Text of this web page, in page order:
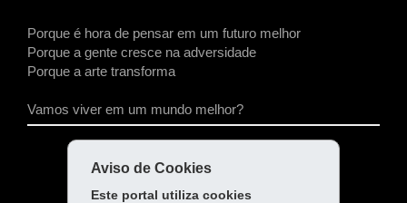
Porque é hora de pensar em um futuro melhor
Porque a gente cresce na adversidade
Porque a arte transforma
Vamos viver em um mundo melhor?
COMPARTILHE:
Fa
Aviso de Cookies
Este portal utiliza cookies